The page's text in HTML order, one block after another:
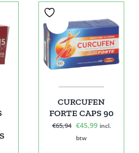
CURCUFEN
FORTE CAPS 90
€65,94 Oorspronkelijke
prijs
€45,99Huidige
incl.
btw